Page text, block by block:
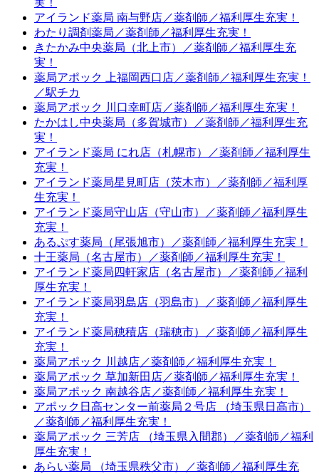
実！
アイランド薬局 南与野店／薬剤師／福利厚生充実！
わたり調剤薬局／薬剤師／福利厚生充実！
きたかみ中央薬局（北上市）／薬剤師／福利厚生充
実！
薬局アポック 上福岡西口店／薬剤師／福利厚生充実！
／駅チカ
薬局アポック 川口幸町店／薬剤師／福利厚生充実！
たかはし中央薬局（多賀城市）／薬剤師／福利厚生充
実！
アイランド薬局 にれ店（札幌市）／薬剤師／福利厚生
充実！
アイランド薬局星見町店（茨木市）／薬剤師／福利厚
生充実！
アイランド薬局守山店（守山市）／薬剤師／福利厚生
充実！
あるぷす薬局（尾張旭市）／薬剤師／福利厚生充実！
十王薬局（名古屋市）／薬剤師／福利厚生充実！
アイランド薬局四軒家店（名古屋市）／薬剤師／福利
厚生充実！
アイランド薬局羽島店（羽島市）／薬剤師／福利厚生
充実！
アイランド薬局穂積店（瑞穂市）／薬剤師／福利厚生
充実！
薬局アポック 川越店／薬剤師／福利厚生充実！
薬局アポック 草加新田店／薬剤師／福利厚生充実！
薬局アポック 南越谷店／薬剤師／福利厚生充実！
アポック日高センター前薬局２号店 （埼玉県日高市）
／薬剤師／福利厚生充実！
薬局アポック 三芳店 （埼玉県入間郡）／薬剤師／福利
厚生充実！
あらい薬局 （埼玉県秩父市）／薬剤師／福利厚生充